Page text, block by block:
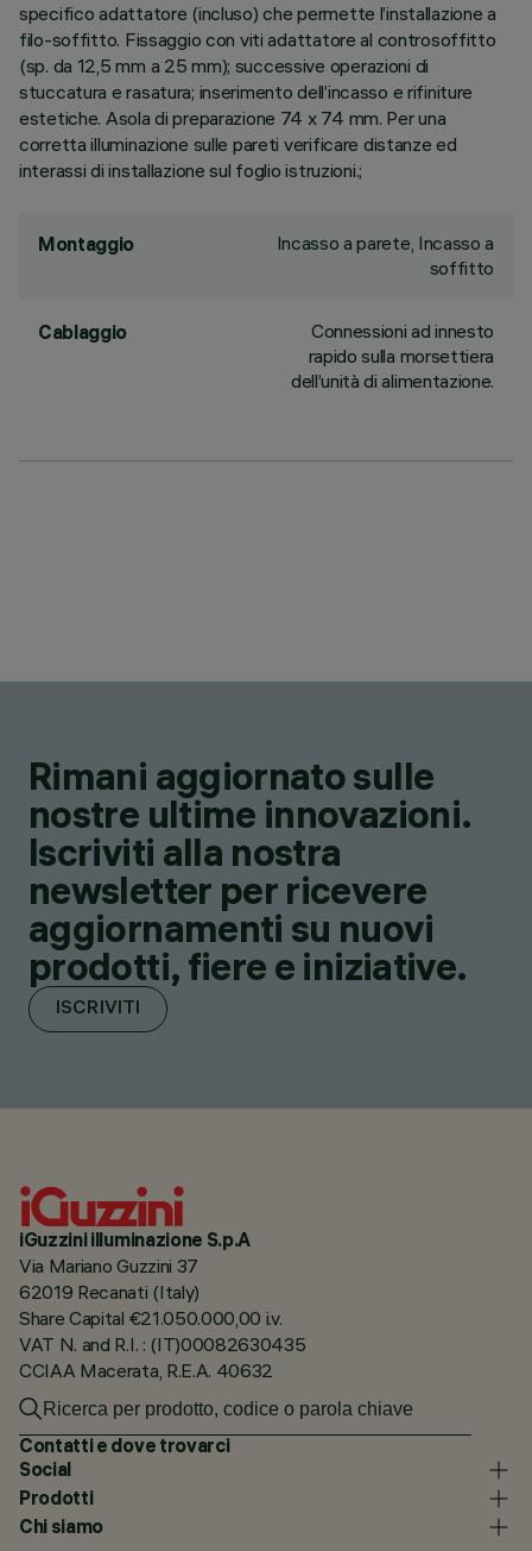
specifico adattatore (incluso) che permette l’installazione a
filo-soffitto. Fissaggio con viti adattatore al controsoffitto
(sp. da 12,5 mm a 25 mm); successive operazioni di
stuccatura e rasatura; inserimento dell’incasso e rifiniture
estetiche. Asola di preparazione 74 x 74 mm. Per una
corretta illuminazione sulle pareti verificare distanze ed
interassi di installazione sul foglio istruzioni.;
Montaggio
Incasso a parete, Incasso a
soffitto
Cablaggio
Connessioni ad innesto
rapido sulla morsettiera
dell’unità di alimentazione.
Rimani aggiornato sulle
nostre ultime innovazioni.
Iscriviti alla nostra
newsletter per ricevere
aggiornamenti su nuovi
prodotti, fiere e iniziative.
ISCRIVITI
iGuzzini illuminazione S.p.A
Via Mariano Guzzini 37
62019 Recanati (Italy)
Share Capital €21.050.000,00 i.v.
VAT N. and R.I. : (IT)00082630435
CCIAA Macerata, R.E.A. 40632
Contatti e dove trovarci
Social
Prodotti
Chi siamo